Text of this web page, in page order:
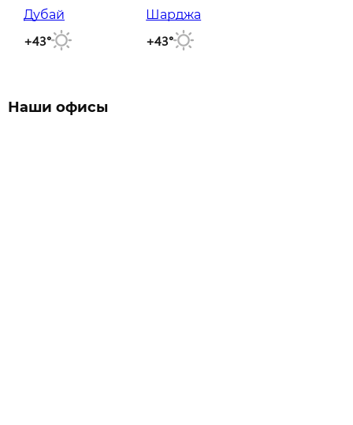
Дубай
+43°
Шарджа
+43°
Наши офисы